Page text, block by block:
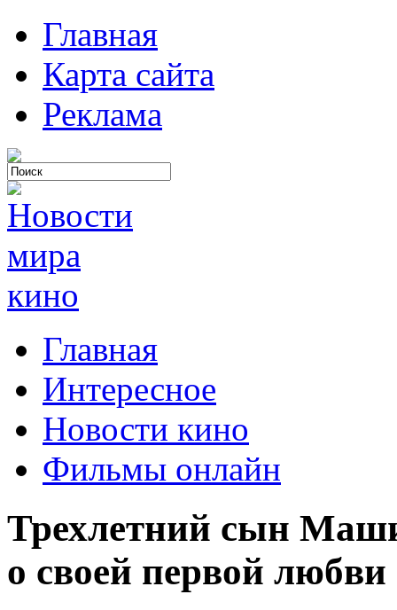
Главная
Карта сайта
Реклама
Главная
Интересное
Новости кино
Фильмы онлайн
Трехлетний сын
о своей первой